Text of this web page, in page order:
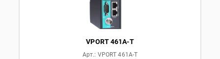
VPORT 461A-T
Арт.: VPORT 461A-T